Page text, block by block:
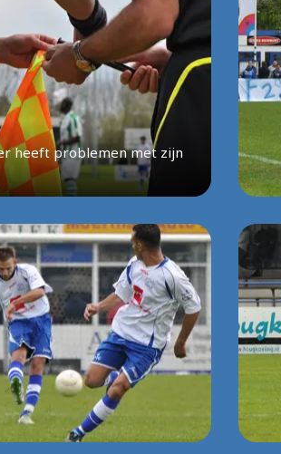
heeft problemen met zijn